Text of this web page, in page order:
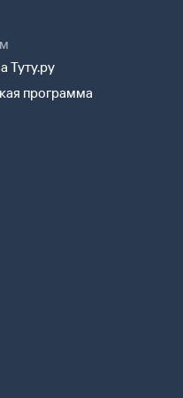
Туту.ру
программа